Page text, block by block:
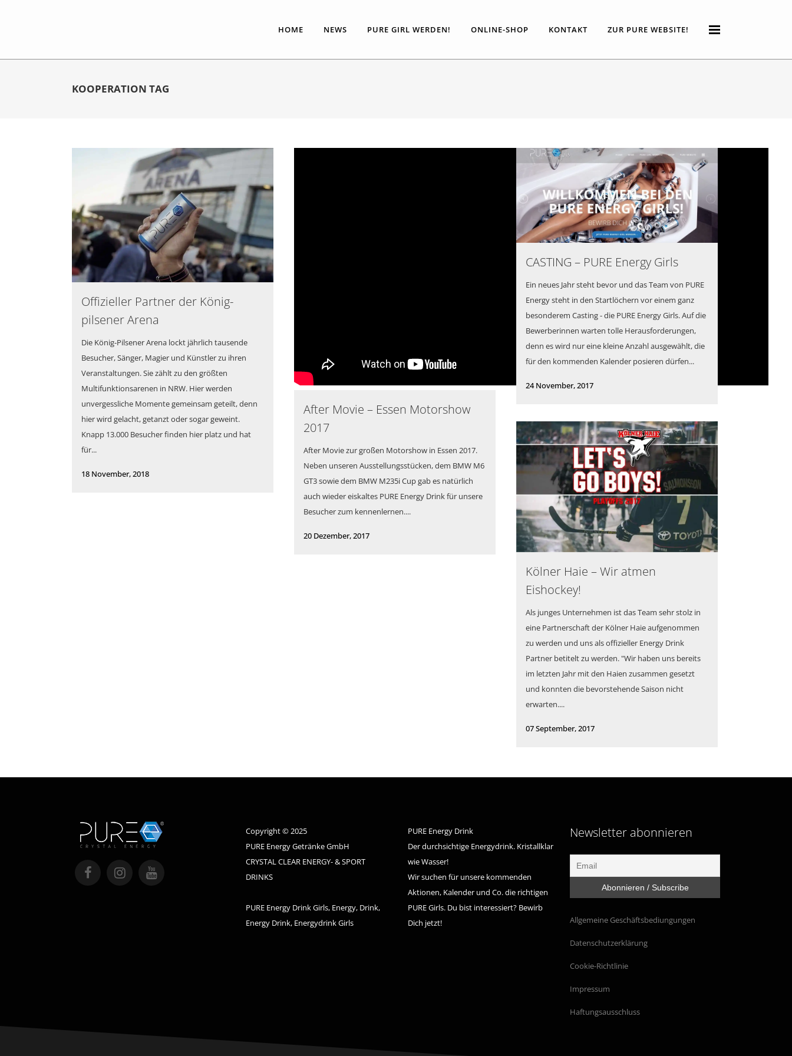
HOME NEWS PURE GIRL WERDEN! ONLINE-SHOP KONTAKT ZUR PURE WEBSITE!
KOOPERATION TAG
Offizieller Partner der König-
pilsener Arena
Die König-Pilsener Arena lockt jährlich tausende
Besucher, Sänger, Magier und Künstler zu ihren
Veranstaltungen. Sie zählt zu den größten
Multifunktionsarenen in NRW. Hier werden
unvergessliche Momente gemeinsam geteilt, denn
hier wird gelacht, getanzt oder sogar geweint.
Knapp 13.000 Besucher finden hier platz und hat
für...
18 November, 2018
After Movie – Essen Motorshow
2017
After Movie zur großen Motorshow in Essen 2017.
Neben unseren Ausstellungsstücken, dem BMW M6
GT3 sowie dem BMW M235i Cup gab es natürlich
auch wieder eiskaltes PURE Energy Drink für unsere
Besucher zum kennenlernen....
20 Dezember, 2017
CASTING – PURE Energy Girls
Ein neues Jahr steht bevor und das Team von PURE
Energy steht in den Startlöchern vor einem ganz
besonderem Casting - die PURE Energy Girls. Auf die
Bewerberinnen warten tolle Herausforderungen,
denn es wird nur eine kleine Anzahl ausgewählt, die
für den kommenden Kalender posieren dürfen...
24 November, 2017
Kölner Haie – Wir atmen
Eishockey!
Als junges Unternehmen ist das Team sehr stolz in
eine Partnerschaft der Kölner Haie aufgenommen
zu werden und uns als offizieller Energy Drink
Partner betitelt zu werden. "Wir haben uns bereits
im letzten Jahr mit den Haien zusammen gesetzt
und konnten die bevorstehende Saison nicht
erwarten....
07 September, 2017
Copyright © 2025
PURE Energy Getränke GmbH
CRYSTAL CLEAR ENERGY- & SPORT
DRINKS
PURE Energy Drink Girls, Energy, Drink,
Energy Drink, Energydrink Girls
PURE Energy Drink
Der durchsichtige Energydrink. Kristallklar
wie Wasser!
Wir suchen für unsere kommenden
Aktionen, Kalender und Co. die richtigen
PURE Girls. Du bist interessiert? Bewirb
Dich jetzt!
Newsletter abonnieren
Allgemeine Geschäftsbediungungen
Datenschutzerklärung
Cookie-Richtlinie
Impressum
Haftungsausschluss